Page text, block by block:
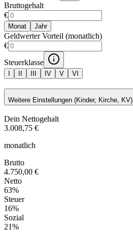
Bruttogehalt
€
Monat Jahr
Geldwerter Vorteil (monatlich)
€
Steuerklasse
IV V VI
Weitere Einstellungen (Kinder, Kirche, KV)
Dein Nettogehalt
3.008,75 €
monatlich
Brutto
4.750,00 €
Netto
63%
Steuer
16%
Sozial
21%